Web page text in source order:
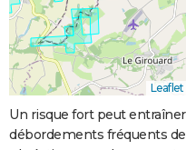
Leaflet
Un risque fort peut
débordements fréquents de